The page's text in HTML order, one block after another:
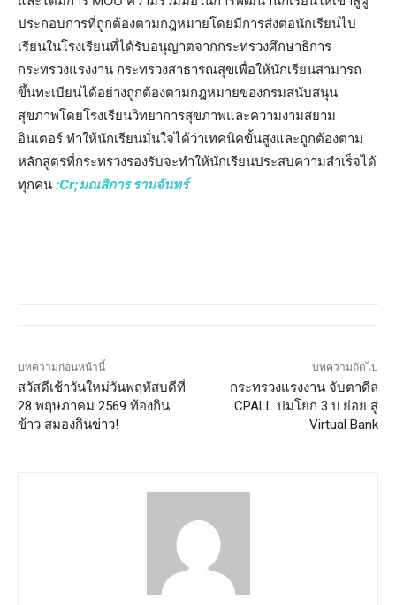
ประกอบการที่ถูกต้องตามกฎหมายโดยมีการส่งต่อนักเรียนไป
เรียนในโรงเรียนที่ได้รับอนุญาตจากกระทรวงศึกษาธิการ
กระทรวงแรงงาน กระทรวงสาธารณสุขเพื่อให้นักเรียนสามารถ
ขึ้นทะเบียนได้อย่างถูกต้องตามกฎหมายของกรมสนับสนุน
สุขภาพโดยโรงเรียนวิทยาการสุขภาพและความงามสยาม
อินเตอร์ ทำให้นักเรียนมั่นใจได้ว่าเทคนิคขั้นสูงและถูกต้องตาม
หลักสูตรที่กระทรวงรองรับจะทำให้นักเรียนประสบความสำเร็จได้
ทุกคน :Cr;มณสิการ รามจันทร์
บทความก่อนหน้านี้
สวัสดีเช้าวันใหม่วันพฤหัสบดีที่
28 พฤษภาคม 2569 ท้องกิน
ข้าว สมองกินข่าว!
บทความถัดไป
กระทรวงแรงงาน จับตาดีล
CPALL ปมโยก 3 บ.ย่อย สู่
Virtual Bank